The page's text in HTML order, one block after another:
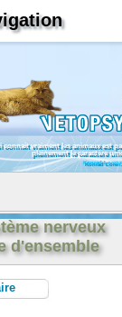
connait vraiment les animaux est
pleinement le caractère
Konrad Lorenz
nerveux
d'ensemble